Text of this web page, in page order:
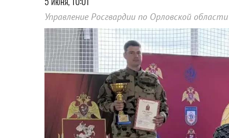
Управление Росгвардии по Орловской области